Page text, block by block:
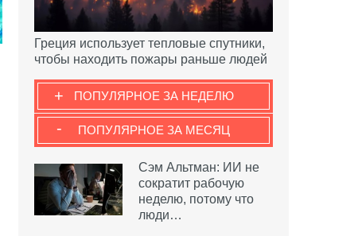
Греция использует тепловые спутники,
чтобы находить пожары раньше людей
ПОПУЛЯРНОЕ ЗА НЕДЕЛЮ
+
ПОПУЛЯРНОЕ ЗА МЕСЯЦ
-
Сэм Альтман: ИИ не
сократит рабочую
неделю, потому что
люди…